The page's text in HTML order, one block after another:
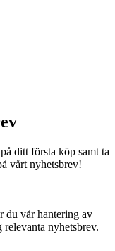
ditt första köp samt ta
vårt nyhetsbrev!
du vår hantering av
nyhetsbrev.